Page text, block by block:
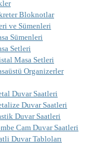
Bloknotlar
ve Sümenleri
Sümenleri
Setleri
Masa Setleri
Organizerler
Duvar Saatleri
Duvar Saatleri
Duvar Saatleri
Cam Duvar Saatleri
Duvar Tabloları